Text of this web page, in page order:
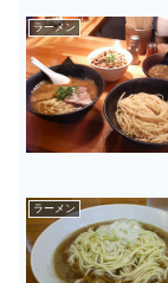
ラーメン
ラーメン